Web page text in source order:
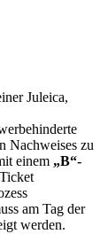
Juleica,
Nachweises zu
einem „B“-
am Tag der
werden.